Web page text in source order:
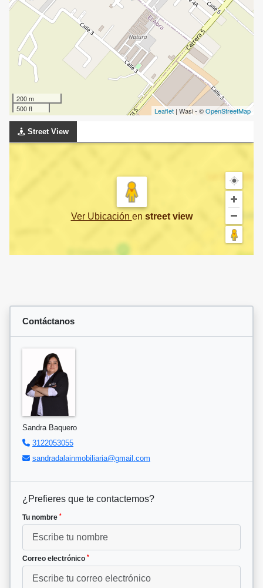
200 m
500 ft
Leaflet | Wasi - ©OpenStreetMap
Street View
Ver Ubicación en street view
Contáctanos
Sandra Baquero
3122053055
sandradalainmobiliaria@gmail.com
¿Prefieres que te contactemos?
Tu nombre *
Correo electrónico *